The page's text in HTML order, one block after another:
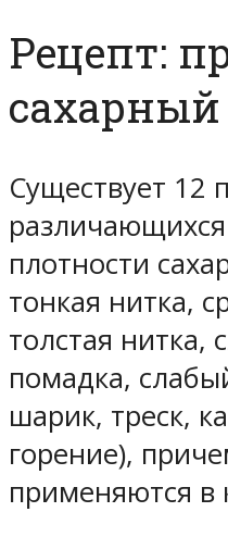
Рецепт:
Существует 12
плотности
тонкая нитка,
толстая нитка,
помадка,
шарик, треск,
горение),
применяются в